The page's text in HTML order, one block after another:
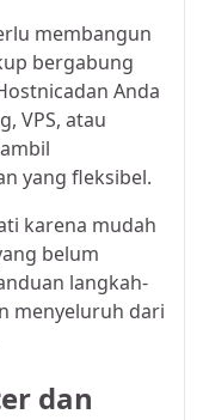
membangun
bergabung
dan Anda
VPS, atau
yang fleksibel.
karena mudah
belum
langkah-
menyeluruh dari
dan